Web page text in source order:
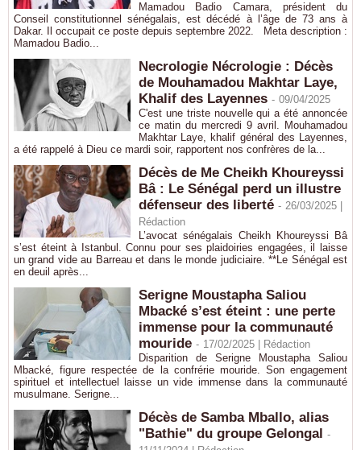
Mamadou Badio Camara, président du
Conseil constitutionnel sénégalais, est décédé à l’âge de 73 ans à
Dakar. Il occupait ce poste depuis septembre 2022. Meta description :
Mamadou Badio...
Necrologie Nécrologie : Décès
de Mouhamadou Makhtar Laye,
Khalif des Layennes - 09/04/2025
C'est une triste nouvelle qui a été annoncée
ce matin du mercredi 9 avril. Mouhamadou
Makhtar Laye, khalif général des Layennes,
a été rappelé à Dieu ce mardi soir, rapportent nos confrères de la...
Décès de Me Cheikh Khoureyssi
Bâ : Le Sénégal perd un illustre
défenseur des liberté - 26/03/2025 |
Rédaction
L’avocat sénégalais Cheikh Khoureyssi Bâ
s’est éteint à Istanbul. Connu pour ses plaidoiries engagées, il laisse
un grand vide au Barreau et dans le monde judiciaire. **Le Sénégal est
en deuil après...
Serigne Moustapha Saliou
Mbacké s’est éteint : une perte
immense pour la communauté
mouride - 17/02/2025 |
Rédaction
Disparition de Serigne Moustapha Saliou
Mbacké, figure respectée de la confrérie mouride. Son engagement
spirituel et intellectuel laisse un vide immense dans la communauté
musulmane. Serigne...
Décès de Samba Mballo, alias
"Bathie" du groupe Gelongal -